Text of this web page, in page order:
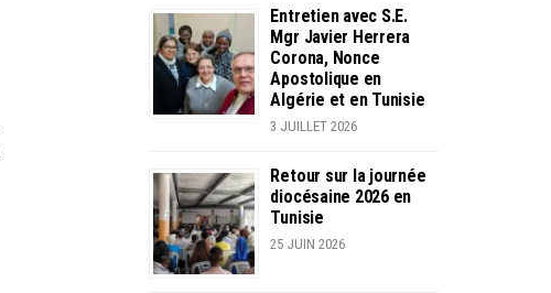
Entretien avec S.E.
Mgr Javier Herrera
Corona, Nonce
Apostolique en
Algérie et en Tunisie
3 JUILLET 2026
Retour sur la journée
diocésaine 2026 en
Tunisie
25 JUIN 2026